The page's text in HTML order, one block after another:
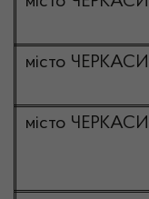
місто ЧЕРКАСИ
місто ЧЕРКАСИ